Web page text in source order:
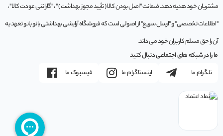
مشتریان خود هدیه دهد. ضمانت "اصل بودن کالا ( تأیید مجوز بهداشت ) " ، "گارانتی عودت کالا" ،
"اطلاعات تخصصی" و "ارسال سریع" از اصولی است که فروشگاه آرایشی بهداشتی بانو بانو تعهد به
آن را حق مسلم کاربران خود می داند.
ما را در شبکه های اجتماعی دنبال کنید
تلگرام ما
اینستاگرام ما فیسبوک ما